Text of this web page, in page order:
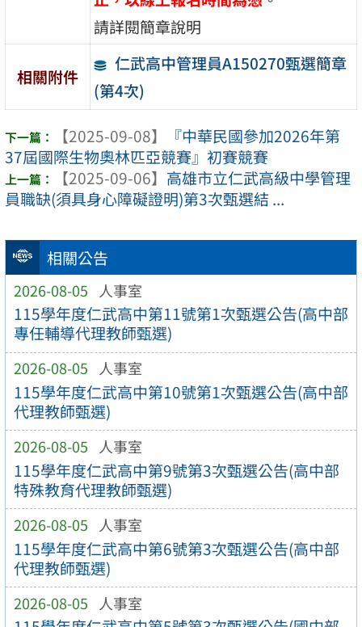
相關公告
2026-08-05 人事室
115學年度仁武高中第11號第1次甄選公告(高中部
專任輔導代理教師甄選)
2026-08-05 人事室
115學年度仁武高中第10號第1次甄選公告(高中部
代理教師甄選)
2026-08-05 人事室
115學年度仁武高中第9號第3次甄選公告(高中部
特殊教育代理教師甄選)
2026-08-05 人事室
115學年度仁武高中第6號第3次甄選公告(高中部
代理教師甄選)
2026-08-05 人事室
請詳閱簡章說明
相關附件
仁武高中管理員A150270甄選簡章
(第4次)
【2025-09-08】
『中華民國參加2026年第
37屆國際生物奧林匹亞競賽』初賽競賽
【2025-09-06】 高雄市立仁武高級中學管理
員職缺(須具身心障礙證明)第3次甄選結 ...